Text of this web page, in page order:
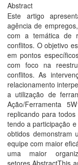
Abstract
Este artigo
agência de
com a temática de
conflitos. O objetivo
em pontos
com foco na
conflitos. As
relacionamento
a utilização de
Ação/Ferramenta
replicando para
tendo a participação
obtidos demonstram
equipe com maior
uma maior
setores.AbstractThis